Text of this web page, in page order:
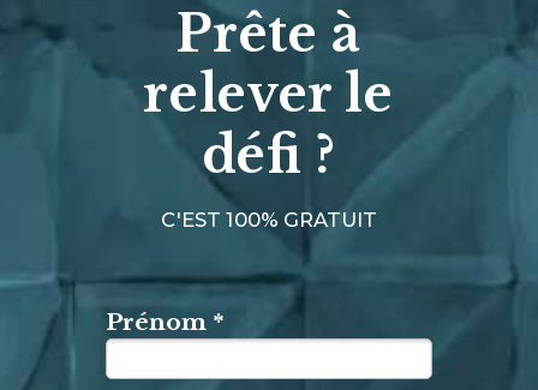
Prête à
relever le
défi ?
C'EST 100% GRATUIT
Prénom *